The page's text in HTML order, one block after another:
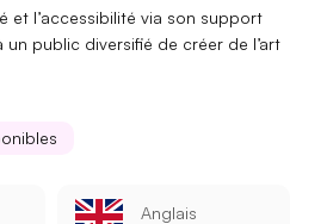
et l’accessibilité via son support
public diversifié de créer de l’art
Anglais